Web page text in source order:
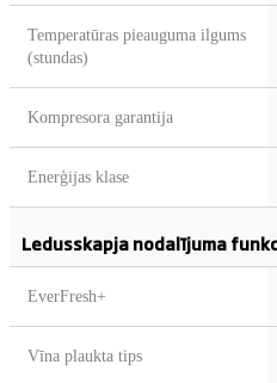
Temperatūras pieauguma ilgums
(stundas)
Kompresora garantija
Enerģijas klase
Ledusskapja nodalījuma
EverFresh+
Vīna plaukta tips